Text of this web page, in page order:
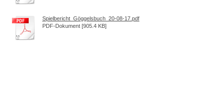
Spielbericht_Göggelsbuch_20-08-17.pdf
PDF-Dokument [905.4 KB]